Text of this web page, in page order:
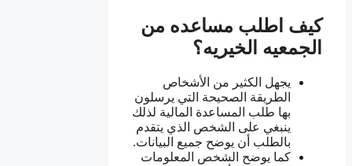
كيف اطلب مساعده من
الجمعيه الخيريه؟
يجهل الكثير من الأشخاص
الطريقة الصحيحة التي يرسلون
بها طلب المساعدة المالية لذلك
ينبغي على الشخص الذي يتقدم
بالطلب أن يوضح جميع البيانات.
كما يوضح الشخص المعلومات